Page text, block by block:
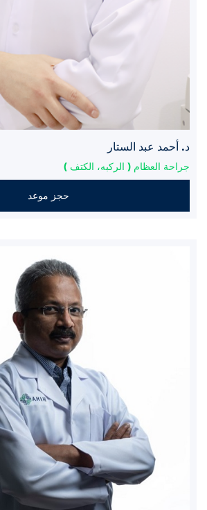
د. أحمد عبد الستار
جراحة العظام ( الركبه، الكتف )
حجز موعد